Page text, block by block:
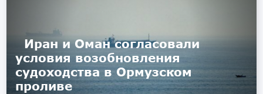
Иран и Оман согласовали
условия возобновления
судоходства в Ормузском
проливе